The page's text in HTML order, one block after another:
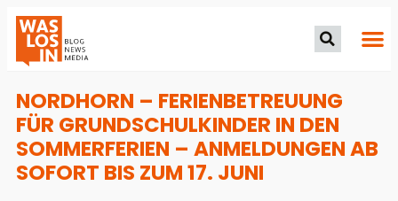
NORDHORN – FERIENBETREUUNG
FÜR GRUNDSCHULKINDER IN DEN
SOMMERFERIEN – ANMELDUNGEN AB
SOFORT BIS ZUM 17. JUNI